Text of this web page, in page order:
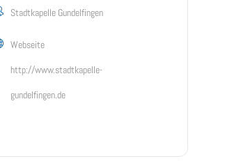
Stadtkapelle Gundelfingen
Webseite
http://www.stadtkapelle-
gundelfingen.de